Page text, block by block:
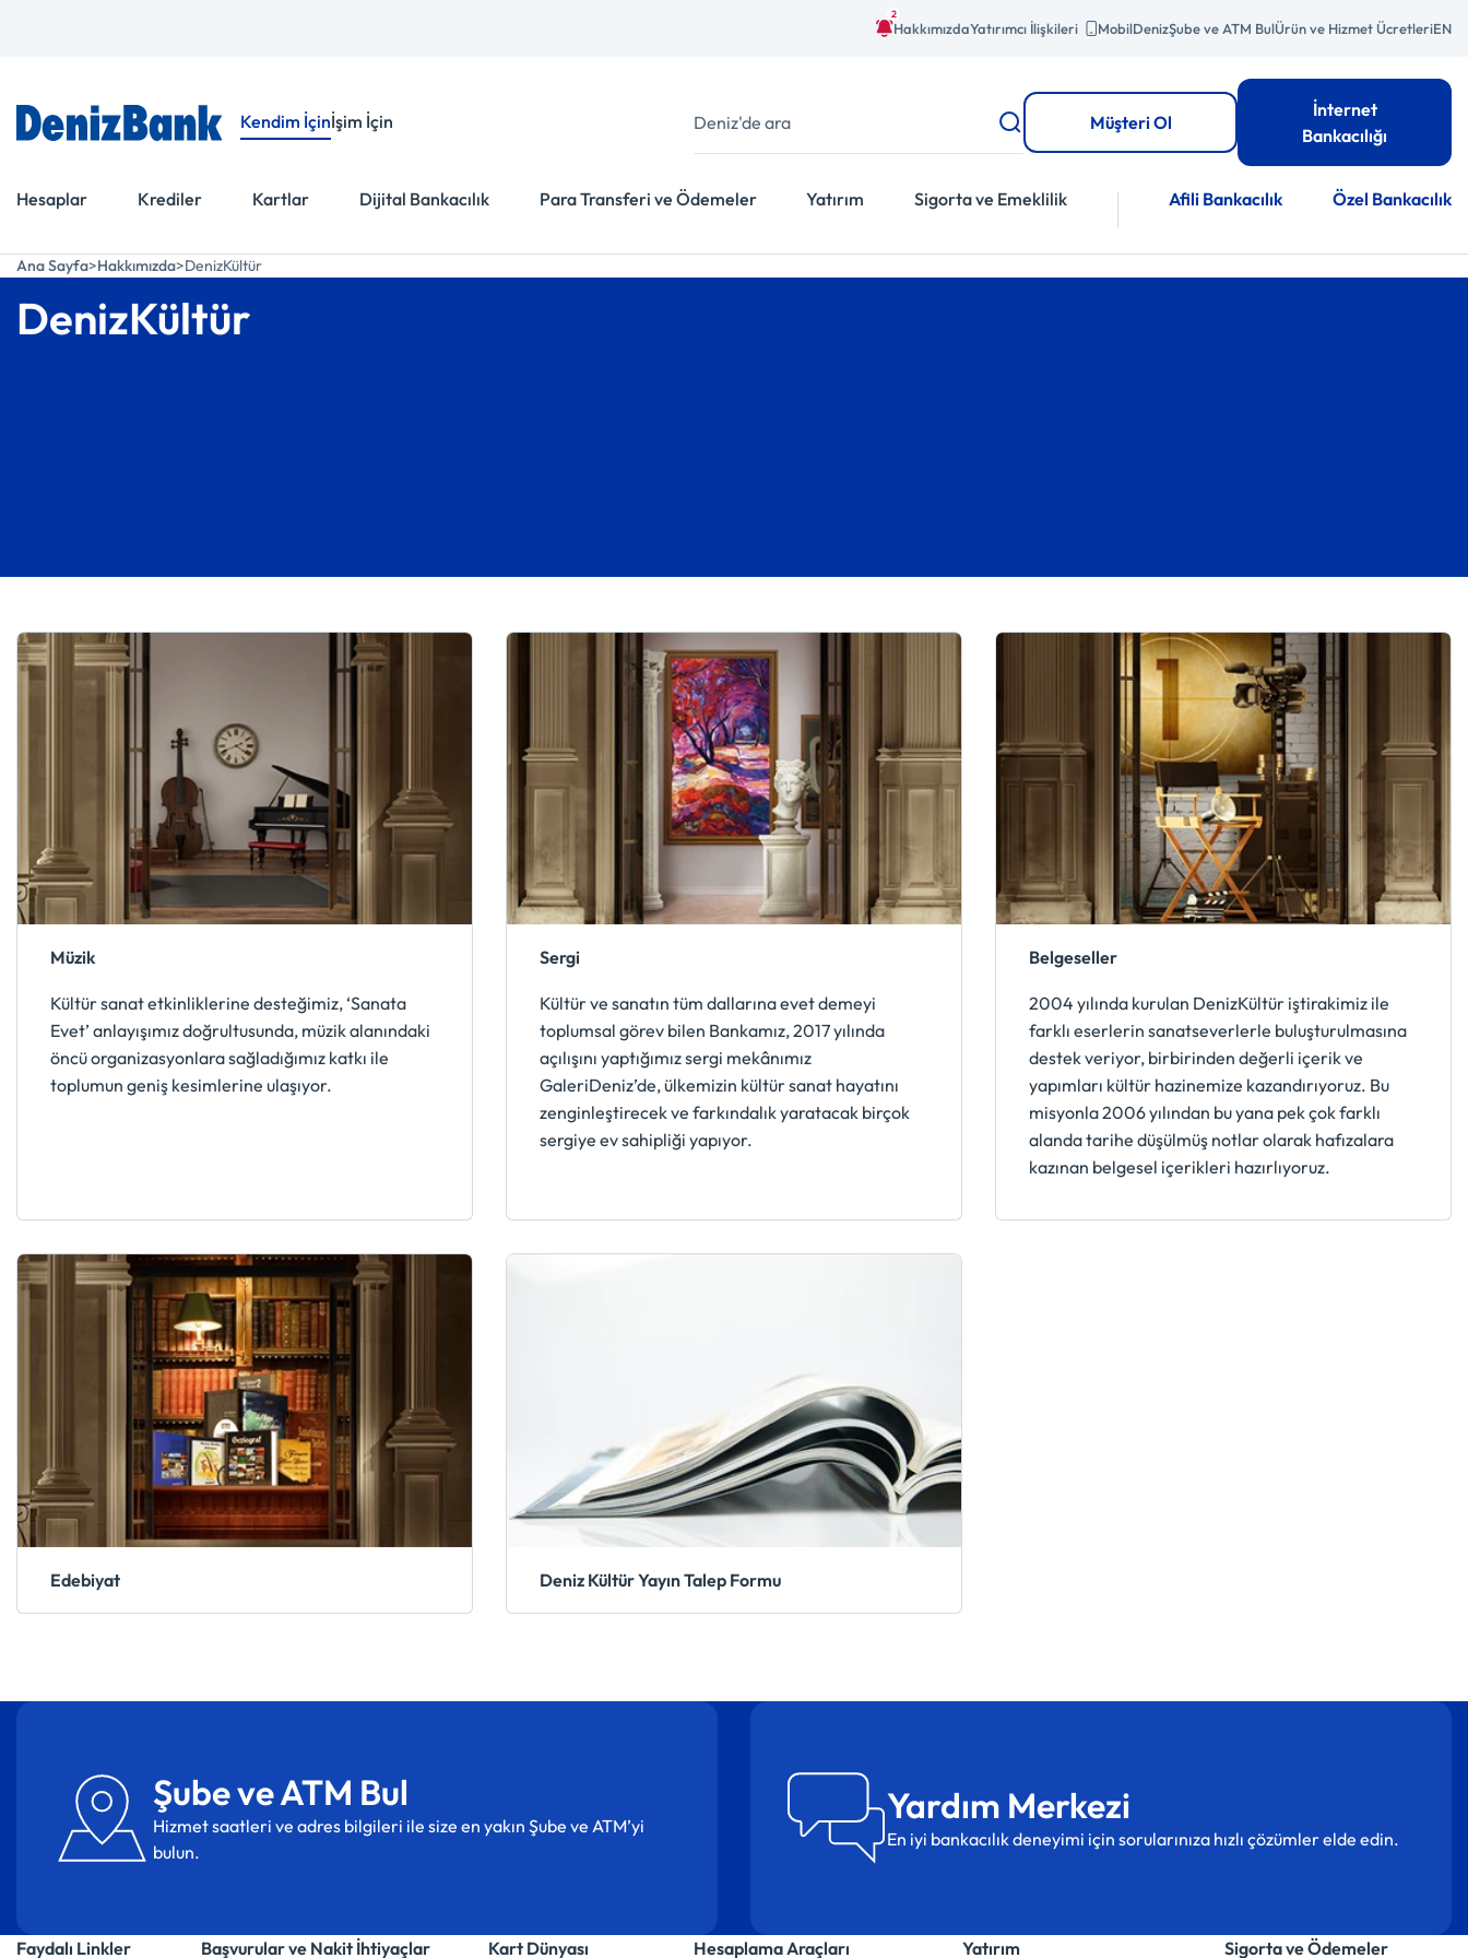
2
HakkımızdaYatırımcı İlişkileri MobilDenizŞube ve ATM BulÜrün ve Hizmet ÜcretleriEN
Kendim İçinİşim İçin
Hesaplar Krediler Kartlar Dijital Bankacılık Para Transferi ve Ödemeler Yatırım Sigorta ve Emeklilik Afili Bankacılık Özel Bankacılık
Müşteri Ol
İnternet
Bankacılığı
Ana Sayfa Hakkımızda DenizKültür
DenizKültür
Müzik
Kültür sanat etkinliklerine desteğimiz, ‘Sanata
Evet’ anlayışımız doğrultusunda, müzik alanındaki
öncü organizasyonlara sağladığımız katkı ile
toplumun geniş kesimlerine ulaşıyor.
Sergi
Kültür ve sanatın tüm dallarına evet demeyi
toplumsal görev bilen Bankamız, 2017 yılında
açılışını yaptığımız sergi mekânımız
GaleriDeniz’de, ülkemizin kültür sanat hayatını
zenginleştirecek ve farkındalık yaratacak birçok
sergiye ev sahipliği yapıyor.
Belgeseller
2004 yılında kurulan DenizKültür iştirakimiz ile
farklı eserlerin sanatseverlerle buluşturulmasına
destek veriyor, birbirinden değerli içerik ve
yapımları kültür hazinemize kazandırıyoruz. Bu
misyonla 2006 yılından bu yana pek çok farklı
alanda tarihe düşülmüş notlar olarak hafızalara
kazınan belgesel içerikleri hazırlıyoruz.
Edebiyat Deniz Kültür Yayın Talep Formu
Şube ve ATM Bul
Hizmet saatleri ve adres bilgileri ile size en yakın Şube ve ATM’yi
bulun.
Yardım Merkezi
En iyi bankacılık deneyimi için sorularınıza hızlı çözümler elde edin.
Faydalı Linkler Başvurular ve Nakit İhtiyaçlar Kart Dünyası Hesaplama Araçları Yatırım Sigorta ve Ödemeler